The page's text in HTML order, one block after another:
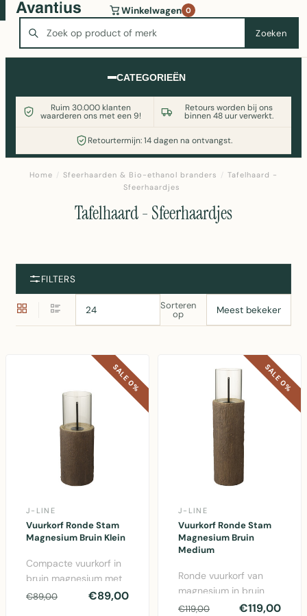
Zoeken
Winkelwagen 0
CATEGORIEËN
Ruim 30.000 klanten
waarderen ons met een 9!
Retours worden bij ons
binnen 48 uur verwerkt.
Retourtermijn: 14 dagen na ontvangst.
Wasmachine of koelkast nodig? Vergelijk alle prijzen op
Witgoedaanbod.nl
Home / Sfeerhaarden & Bio-ethanol branders / Tafelhaard -
Sfeerhaardjes
Tafelhaard - Sfeerhaardjes
FILTERS
Sorteren
op
SALE 0%
J-LINE
Vuurkorf Ronde Stam
Magnesium Bruin Klein
Compacte vuurkorf in
bruin magnesium met
ronde stam, 65 cm
€89,00 €89,00
SALE 0%
J-LINE
Vuurkorf Ronde Stam
Magnesium Bruin
Medium
Ronde vuurkorf van
magnesium in bruin
met centrale stam, 88
€119,00 €119,00